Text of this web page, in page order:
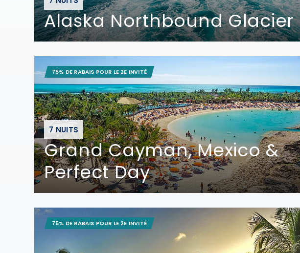
Alaska Northbound Glacier
7 NUITS
Grand Cayman, Mexico &
Perfect Day
75% DE RABAIS POUR LE 2E INVITÉ
75% DE RABAIS POUR LE 2E INVITÉ